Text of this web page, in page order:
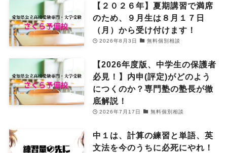
【２０２６年】夏期講習で満席
のため、９月生は８月１７日
（月）から受け付けます！
2026年8月3日 無料個別相談
【2026年度版、中学生の保護者
必見！】内申(評定)がどのよう
につくのか？専門塾の塾長が徹
底解説！
2026年7月17日 無料個別相談
中１は、計算の練習と単語、英
文法を今のうちに必死にやれ！